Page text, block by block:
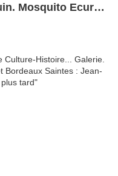
Mosquito Ecurat